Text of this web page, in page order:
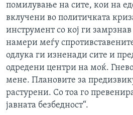
помилување на сите, кои на
вклучени во политичката
инструмент со кој ги
намери меѓу
одлука ги изненади сите и
одредени центри на моќ.
мене. Плановите за
растурени. Со тоа го
јавната безбедност“.